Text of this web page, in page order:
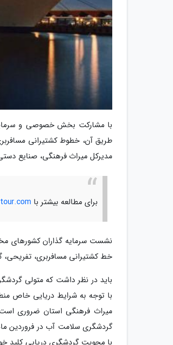
با مشارکت بخش خصوصی و سرمایه
طریق آن، خطوط کشتیرانی
مدیرکل میراث فرهنگی، صنایع
برای مطالعه بیشتر با
نشست سرمایه گذاران کشورهای
خط کشتیرانی مسافربری، تفریحی،
باید در نظر داشت که متولی
با توجه به شرایط دریایی خاص
میراث فرهنگی استان ضروری
با محویت گردشگری دریایی کلید